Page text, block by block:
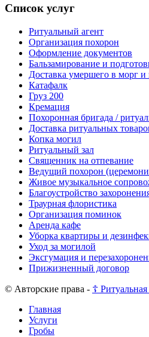
Список услуг
Ритуальный агент
Организация похорон
Оформление документов
Бальзамирование и
Доставка умершего в морг
Катафалк
Груз 200
Кремация
Похоронная бригада /
Доставка ритуальных
Копка могил
Ритуальный зал
Священник на отпевание
Ведущий похорон
Живое музыкальное
Благоустройство
Траурная флористика
Организация поминок
Аренда кафе
Уборка квартиры и
Уход за могилой
Эксгумация и
Прижизненный договор
© Авторские права - ☦️
Главная
Услуги
Гробы